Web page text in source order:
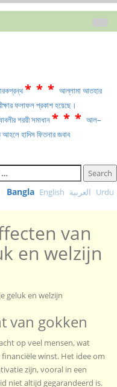
*** আল্লামা আতহার
ফলাফল প্রকাশ হয়েছে।
শরয়ী সমাধান*** আল–
আহলে হাদিস ফিতনার জবাব
Bangla English العربية Urdu
van
en welzijn
geluk en welzijn
van gokken
op veel mensen, wat
winst. Het idee om
zijn, vooral in een
niet altijd gegarandeerd is.